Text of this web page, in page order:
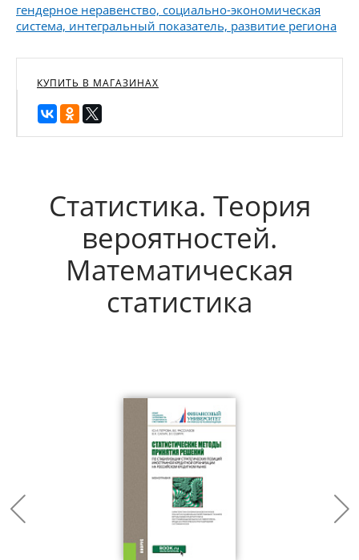
гендерное неравенство, социально-экономическая
система, интегральный показатель, развитие региона
КУПИТЬ В МАГАЗИНАХ
Статистика. Теория
вероятностей.
Математическая
статистика